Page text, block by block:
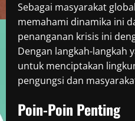
Sebagai masyarakat
memahami dinamika ini
penanganan krisis ini
Dengan langkah-langkah
untuk menciptakan
pengungsi dan
Poin-Poin Penting